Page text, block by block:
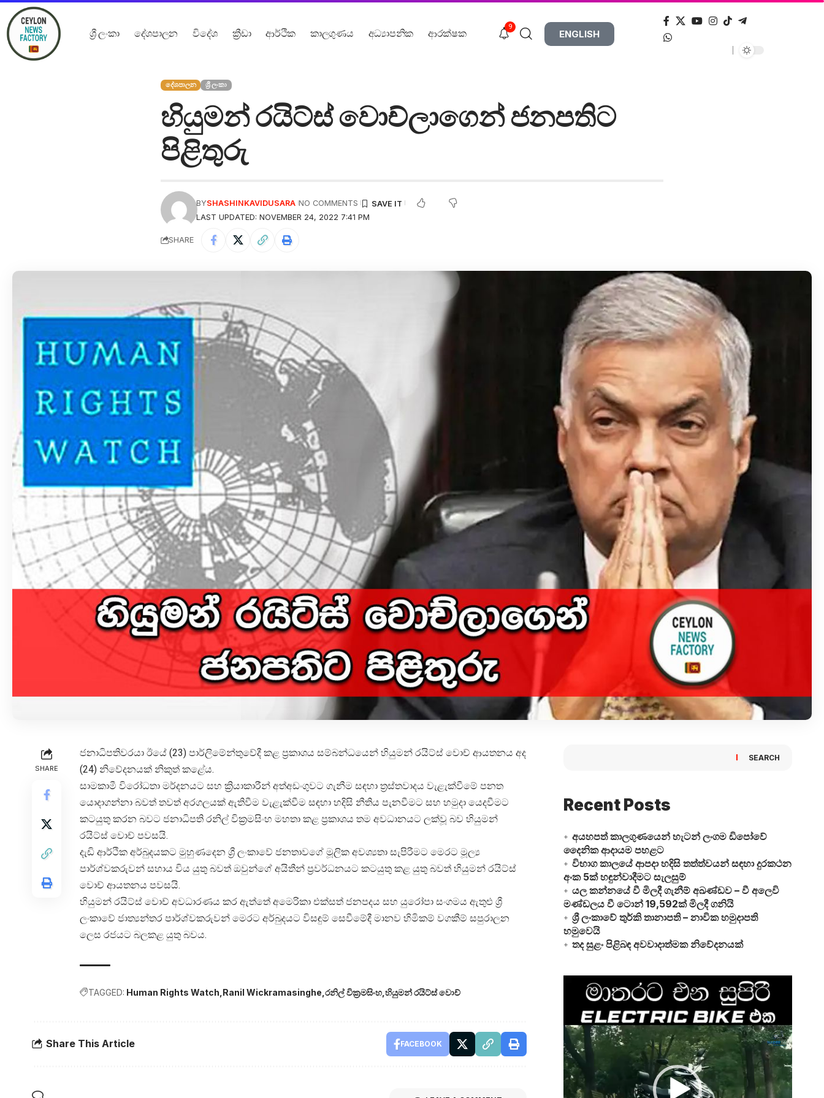
ශ්‍රී ලංකා දේශපාලන විදේශ ක්‍රීඩා ආර්ථික කාලගුණය අධ්‍යාපනික ආරක්ෂක
9
ENGLISH
දේශපාලන ශ්‍රී ලංකා
හියුමන් රයිට්ස් වොච්ලාගෙන් ජනපතිට
පිළිතුරු
LAST UPDATED: NOVEMBER 24, 2022 7:41 PM
BYSHASHINKAVIDUSARA NO COMMENTS
SHARE
SHARE
ජනාධිපතිවරයා ඊයේ (23) පාර්ලිමේන්තුවේදී කළ ප්‍රකාශය සම්බන්ධයෙන් හියුමන් රයිට්ස් වොච් ආයතනය අද
(24) නිවේදනයක් නිකුත් කළේය.
සාමකාමී විරෝධතා මර්දනයට සහ ක්‍රියාකාරීන් අත්අඩංගුවට ගැනීම සඳහා ත්‍රස්තවාදය වැළැක්වීමේ පනත
යොදාගන්නා බවත් තවත් අරගලයක් ඇතිවීම වැළැක්වීම සඳහා හදිසි නීතිය පැනවීමට සහ හමුදා යෙදවීමට
කටයුතු කරන බවට ජනාධිපති රනිල් වික්‍රමසිංහ මහතා කළ ප්‍රකාශය තම අවධානයට ලක්වූ බව හියුමන්
රයිට්ස් වොච් පවසයි.
දැඩි ආර්ථික අර්බුදයකට මුහුණදෙන ශ්‍රී ලංකාවේ ජනතාවගේ මූලික අවශ්‍යතා සැපිරීමට මෙරට මූල්‍ය
පාර්ශ්වකරුවන් සහාය විය යුතු බවත් ඔවුන්ගේ අයිතීන් ප්‍රවර්ධනයට කටයුතු කළ යුතු බවත් හියුමන් රයිට්ස්
වොච් ආයතනය පවසයි.
හියුමන් රයිට්ස් වොච් අවධාරණය කර ඇත්තේ අමෙරිකා එක්සත් ජනපදය සහ යුරෝපා සංගමය ඇතුළු ශ්‍රී
ලංකාවේ ජාත්‍යන්තර පාර්ශ්වකරුවන් මෙරට අර්බුදයට විසඳුම් සෙවීමේදී මානව හිමිකම් වගකීම් සපුරාලන
ලෙස රජයට බලකළ යුතු බවය.
TAGGED: Human Rights Watch Ranil Wickramasinghe රනිල් වික්‍රමසිංහ හියුමන් රයිට්ස් වොච්
Share This Article FACEBOOK
SEARCH
Recent Posts
අයහපත් කාලගුණයෙන් හැටන් ලංගම ඩිපෝවේ
දෛනික ආදායම පහළට
විභාග කාලයේ ආපදා හදිසි තත්ත්වයන් සඳහා දුරකථන
අංක 5ක් හඳුන්වාදීමට සැලසුම්
යල කන්නයේ වී මිලදී ගැනීම් අඛණ්ඩව – වී අලෙවි
මණ්ඩලය වී ටොන් 19,592ක් මිලදී ගනියි
ශ්‍රී ලංකාවේ තුර්කි තානාපති – නාවික හමුදාපති
හමුවෙයි
තද සුළං පිළිබඳ අවවාදාත්මක නිවේදනයක්
Video
Player